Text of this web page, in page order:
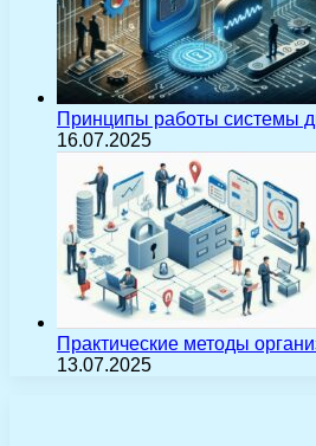
Принципы работы системы
16.07.2025
Практические методы
13.07.2025